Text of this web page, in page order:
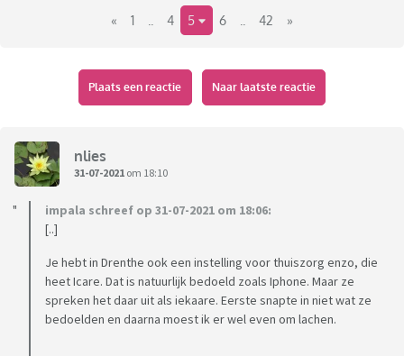
« 1 4 5 6 42 »
Plaats een reactie Naar laatste reactie
nlies
31-07-2021 om 18:10
impala schreef op 31-07-2021 om 18:06:
[..]
Je hebt in Drenthe ook een instelling voor thuiszorg enzo, die
heet Icare. Dat is natuurlijk bedoeld zoals Iphone. Maar ze
spreken het daar uit als iekaare. Eerste snapte in niet wat ze
bedoelden en daarna moest ik er wel even om lachen.